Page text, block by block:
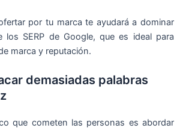
por tu marca te ayudará a dominar
los SERP de Google, que es ideal para
marca y reputación.
demasiadas palabras
que cometen las personas es abordar